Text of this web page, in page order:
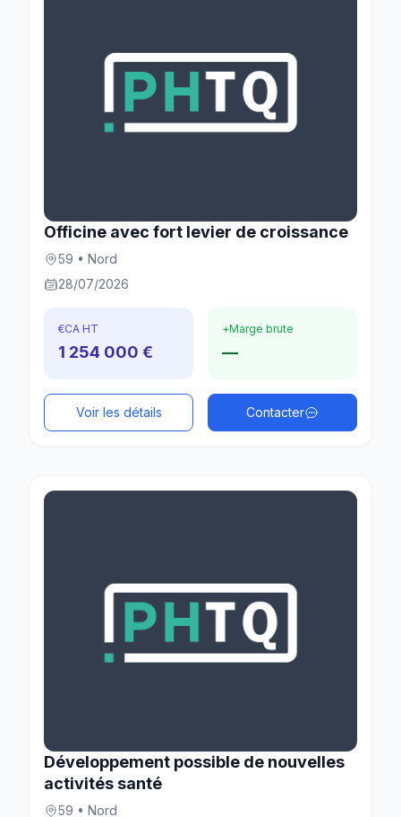
Officine avec fort levier de croissance
59 • Nord
28/07/2026
€CA HT
1 254 000 €
+Marge brute
—
Voir les détails Contacter
Développement possible de nouvelles
activités santé
59 • Nord